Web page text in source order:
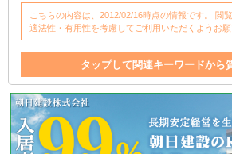
こちらの内容は、2012/02/16時点の情報です。 閲
適法性・有用性を考慮してご利用いただくようお願
タップして関連キーワードから
退去 大家 不動産 入居者 仲介
入居
仲介業者